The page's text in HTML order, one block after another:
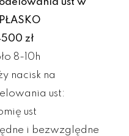
ust w
zł
8-10h
nacisk na
ust:
ust
i bezwzględne